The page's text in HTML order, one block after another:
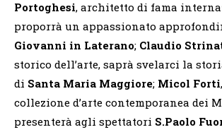
Portoghesi, architetto di fama
proporrà un appassionato
Giovanni in Laterano; Claudio
storico dell’arte, saprà svelarci la
di Santa Maria Maggiore; Micol Forti
collezione d’arte contemporanea dei
presenterà agli spettatori S.Paolo